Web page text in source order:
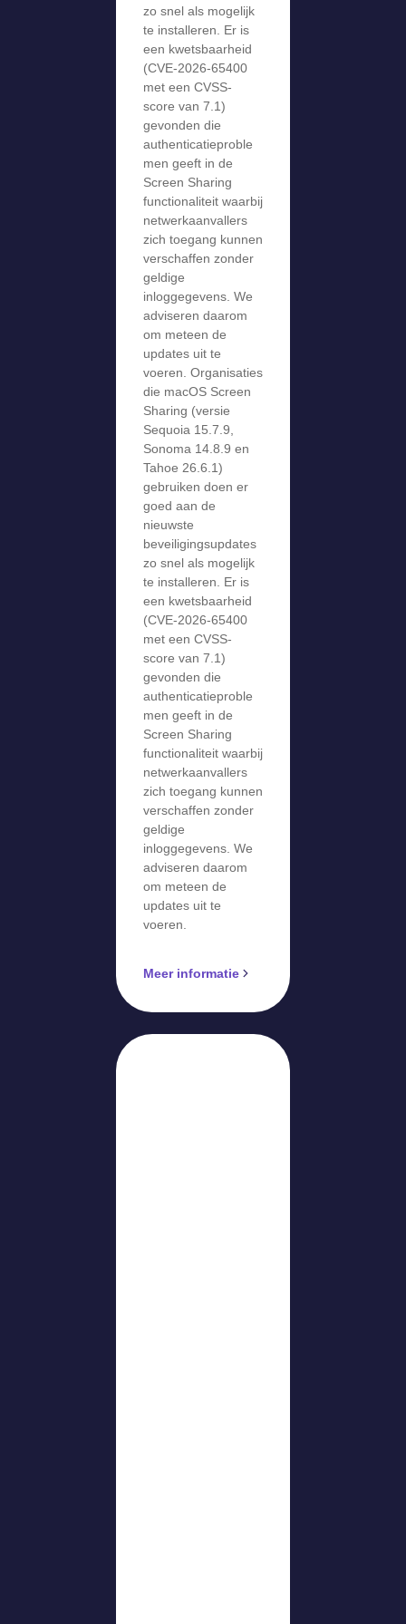
zo snel als mogelijk
te installeren. Er is
een kwetsbaarheid
(CVE-2026-65400
met een CVSS-
score van 7.1)
gevonden die
authenticatieproble
men geeft in de
Screen Sharing
functionaliteit waarbij
netwerkaanvallers
zich toegang kunnen
verschaffen zonder
geldige
inloggegevens. We
adviseren daarom
om meteen de
updates uit te
voeren. Organisaties
die macOS Screen
Sharing (versie
Sequoia 15.7.9,
Sonoma 14.8.9 en
Tahoe 26.6.1)
gebruiken doen er
goed aan de
nieuwste
beveiligingsupdates
zo snel als mogelijk
te installeren. Er is
een kwetsbaarheid
(CVE-2026-65400
met een CVSS-
score van 7.1)
gevonden die
authenticatieproble
men geeft in de
Screen Sharing
functionaliteit waarbij
netwerkaanvallers
zich toegang kunnen
verschaffen zonder
geldige
inloggegevens. We
adviseren daarom
om meteen de
updates uit te
voeren.
Meer informatie